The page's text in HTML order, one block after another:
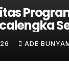
Sunatan
ADE